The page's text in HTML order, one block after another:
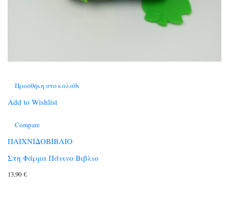
Προσθήκη στο καλάθι
Add to Wishlist
Compare
ΠΑΙΧΝΙΔΟΒΙΒΛΙΟ
Στη Φάρμα Πάνινο Βιβλιο
13,90 €